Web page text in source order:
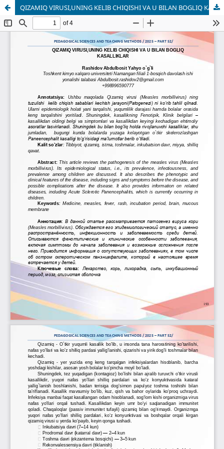
QIZAMIQ VIRUSI,UNING KELIB CHIQISHI VA U BILAN BOGLIQ KASALLIKLAR